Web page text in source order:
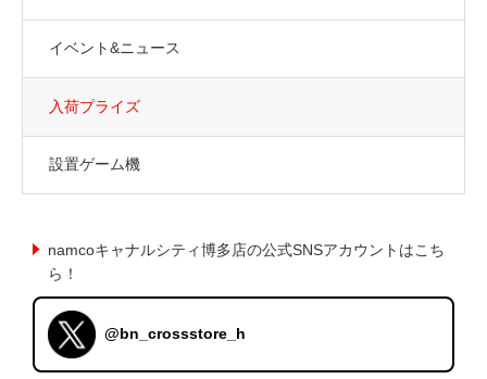
イベント&ニュース
入荷プライズ
設置ゲーム機
namcoキャナルシティ博多店の公式SNSアカウントはこち
ら！
@bn_crossstore_h